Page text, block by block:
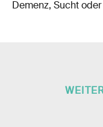
Demenz, Sucht